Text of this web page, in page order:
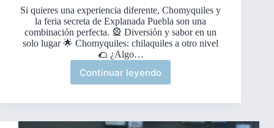
Si quieres una experiencia diferente, Chomyquiles y
la feria secreta de Explanada Puebla son una
combinación perfecta. 🎡 Diversión y sabor en un
solo lugar 🌟 Chomyquiles: chilaquiles a otro nivel
🌮 ¿Algo…
Continuar leyendo
🎪
La
secreta